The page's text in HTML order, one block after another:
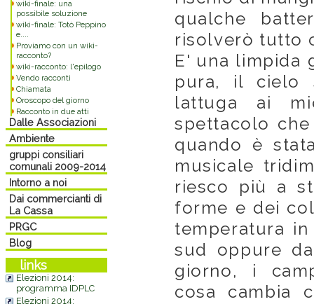
wiki-finale: una
possibile soluzione
wiki-finale: Totò Peppino
e....
Proviamo con un wiki-
racconto?
wiki-racconto: l'epilogo
Vendo racconti
Chiamata
Oroscopo del giorno
Racconto in due atti
Dalle Associazioni
Ambiente
gruppi consiliari
comunali 2009-2014
Intorno a noi
Dai commercianti di
La Cassa
PRGC
Blog
links
Elezioni 2014:
programma IDPLC
Elezioni 2014:
qualche
risolverò tutto
E' una limpida
pura, il cielo
lattuga ai
spettacolo
quando è
musicale
riesco più a
forme e dei
temperatura
sud oppure
giorno, i
cosa cambia